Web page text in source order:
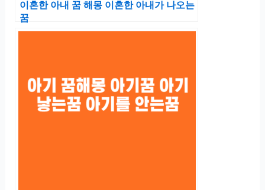
이혼한 아내 꿈 해몽 이혼한 아내가 나오는
꿈